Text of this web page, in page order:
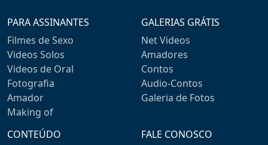
PARA ASSINANTES
Filmes de Sexo
Videos Solos
Videos de Oral
Fotografia
Amador
Making of
GALERIAS GRÁTIS
Net Videos
Amadores
Contos
Audio-Contos
Galeria de Fotos
CONTEÚDO
FALE CONOSCO